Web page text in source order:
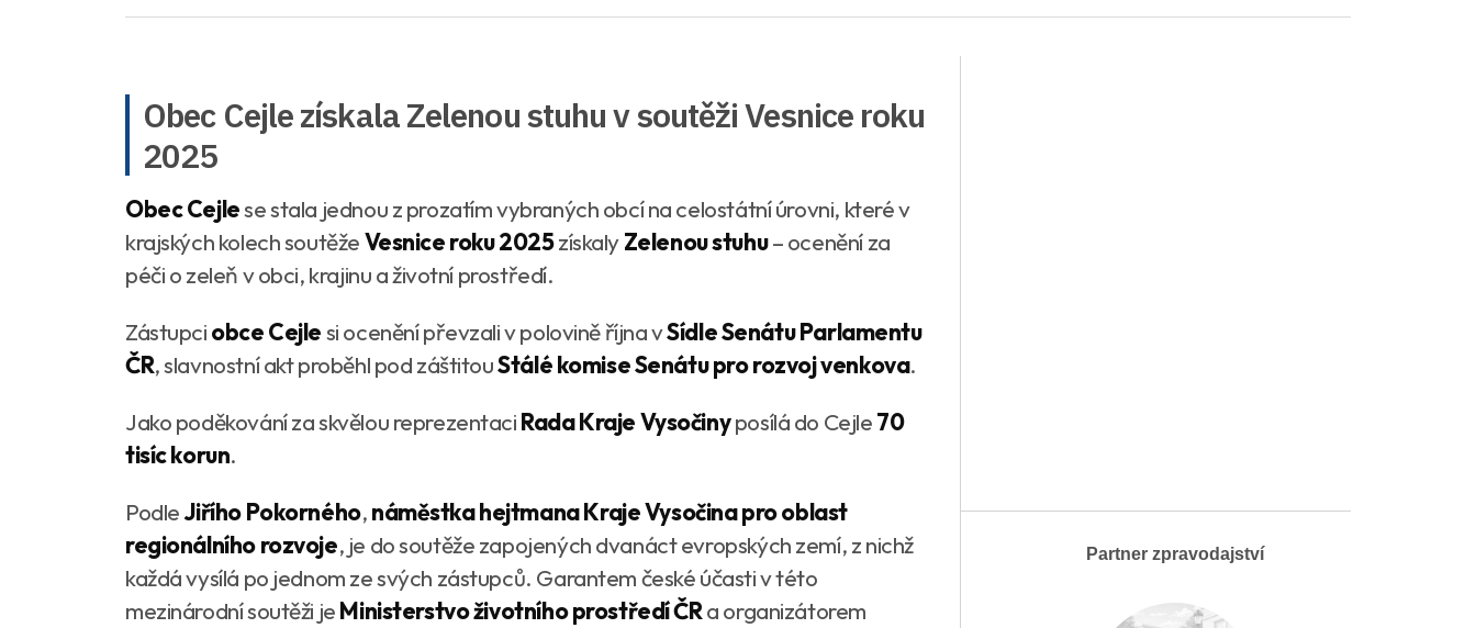
Obec Cejle získala Zelenou stuhu v soutěži Vesnice roku
2025
Obec Cejlese stala jednou z prozatím vybraných obcí na celostátní úrovni, které v
krajských kolech soutěžeVesnice roku 2025získalyZelenou stuhu– ocenění za
péči o zeleň v obci, krajinu a životní prostředí.
Zástupciobce Cejlesi ocenění převzali v polovině října vSídle Senátu Parlamentu
ČR, slavnostní akt proběhl pod záštitouStálé komise Senátu pro rozvoj venkova.
Jako poděkování za skvělou reprezentaciRada Kraje Vysočinyposílá do Cejle70
tisíc korun.
PodleJiřího Pokorného,náměstka hejtmana Kraje Vysočina pro oblast
regionálního rozvoje, je do soutěže zapojených dvanáct evropských zemí, z nichž
každá vysílá po jednom ze svých zástupců. Garantem české účasti v této
mezinárodní soutěži jeMinisterstvo životního prostředí ČRa organizátorem
Partner zpravodajství